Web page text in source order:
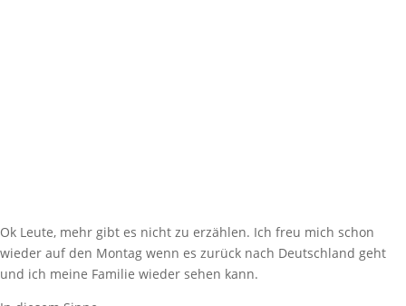
Ok Leute, mehr gibt es nicht zu erzählen. Ich freu mich schon
wieder auf den Montag wenn es zurück nach Deutschland geht
und ich meine Familie wieder sehen kann.